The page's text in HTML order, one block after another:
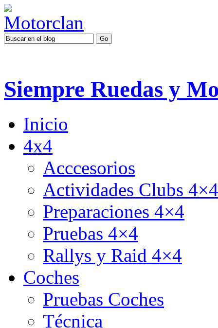
Siempre Ruedas y
Inicio
4x4
Acccesorios
Actividades Clubs 4×4
Preparaciones 4×4
Pruebas 4×4
Rallys y Raid 4×4
Coches
Pruebas Coches
Técnica